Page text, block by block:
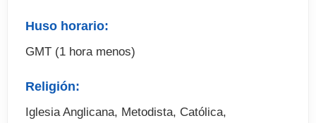
Huso horario:
GMT (1 hora menos)
Religión:
Iglesia Anglicana, Metodista, Católica,